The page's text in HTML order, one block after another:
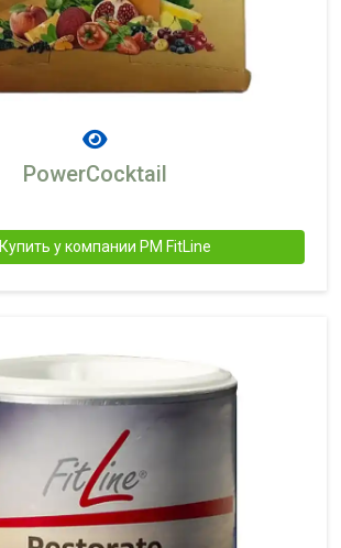
PowerCocktail
Купить у компании PM FitLine